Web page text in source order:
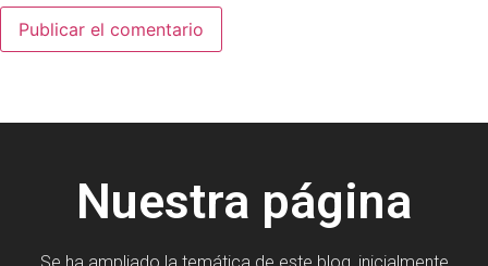
Nuestra página